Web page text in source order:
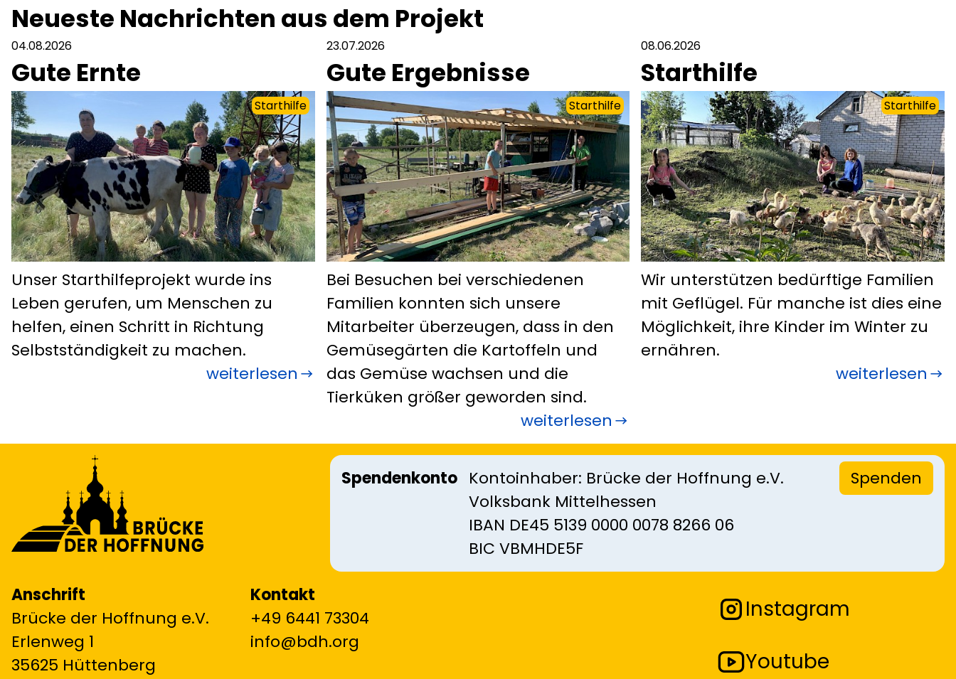
Neueste Nachrichten aus dem Projekt
04.08.2026
Gute Ernte
Starthilfe
Unser Starthilfeprojekt wurde ins
Leben gerufen, um Menschen zu
helfen, einen Schritt in Richtung
Selbstständigkeit zu machen.
weiterlesen
23.07.2026
Gute Ergebnisse
Starthilfe
Bei Besuchen bei verschiedenen
Familien konnten sich unsere
Mitarbeiter überzeugen, dass in den
Gemüsegärten die Kartoffeln und
das Gemüse wachsen und die
Tierküken größer geworden sind.
weiterlesen
08.06.2026
Starthilfe
Starthilfe
Wir unterstützen bedürftige Familien
mit Geflügel. Für manche ist dies eine
Möglichkeit, ihre Kinder im Winter zu
ernähren.
weiterlesen
Spendenkonto Kontoinhaber: Brücke der Hoffnung e.V.
Volksbank Mittelhessen
IBAN DE45 5139 0000 0078 8266 06
BIC VBMHDE5F
Spenden
Anschrift
Brücke der Hoffnung e.V.
Erlenweg 1
35625 Hüttenberg
Kontakt
+49 6441 73304
info@bdh.org
Instagram
Youtube